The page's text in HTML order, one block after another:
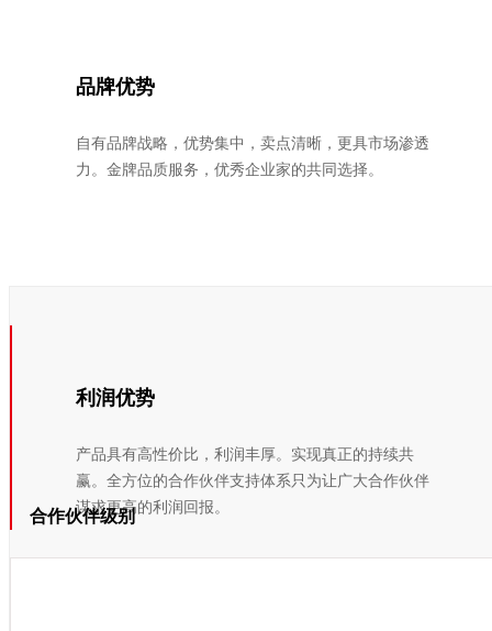
品牌优势
自有品牌战略，优势集中，卖点清晰，更具市场渗透
力。金牌品质服务，优秀企业家的共同选择。
利润优势
产品具有高性价比，利润丰厚。实现真正的持续共
赢。全方位的合作伙伴支持体系只为让广大合作伙伴
谋求更高的利润回报。
合作伙伴级别